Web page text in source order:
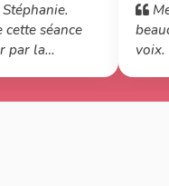
séance
par la
voix.